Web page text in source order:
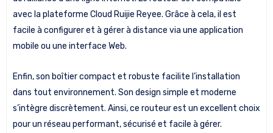
avec la plateforme Cloud Ruijie Reyee. Grâce à cela, il est
facile à configurer et à gérer à distance via une application
mobile ou une interface Web.
Enfin, son boîtier compact et robuste facilite l’installation
dans tout environnement. Son design simple et moderne
s’intègre discrètement. Ainsi, ce routeur est un excellent choix
pour un réseau performant, sécurisé et facile à gérer.